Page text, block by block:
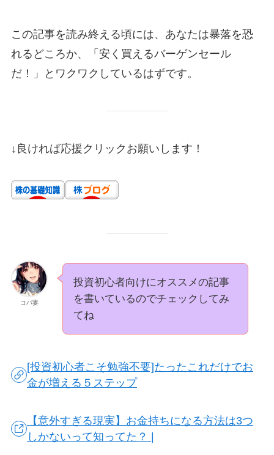
この記事を読み終える頃には、あなたは暴落を恐
れるどころか、「安く買えるバーゲンセール
だ！」とワクワクしているはずです。
↓良ければ応援クリックお願いします！
コバ妻
投資初心者向けにオススメの記事
を書いているのでチェックしてみ
てね
[投資初心者こそ勉強不要]たったこれだけでお
金が増える５ステップ
【意外すぎる現実】お金持ちになる方法は3つ
しかないって知ってた？ |